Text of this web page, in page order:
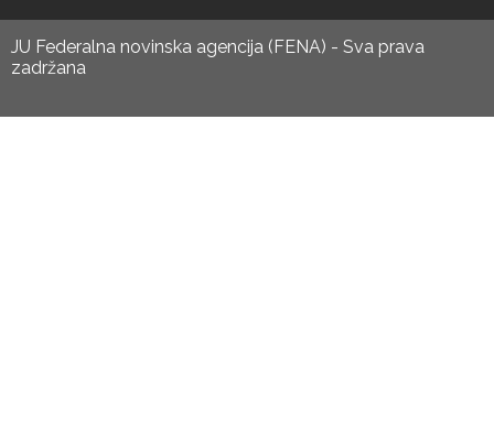
JU Federalna novinska agencija (FENA) - Sva prava
zadržana